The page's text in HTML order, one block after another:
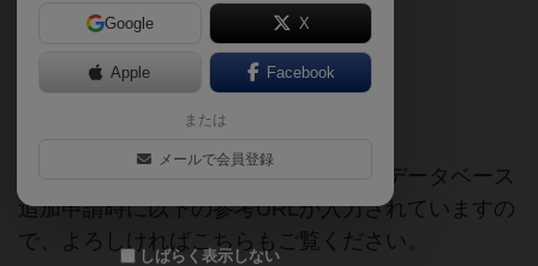
ゲームマーケット2018春（東京）
ご協力ください
このページは情報が不足しています。データベース
追加申請時に以下の参考URLが入力されていますの
で、よろしければこちらもご覧ください。
Google X
Apple Facebook
または
メールで会員登録
しばらく表示しない